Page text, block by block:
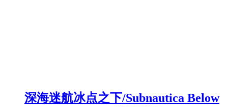
深海迷航冰点之下/Subnautica Below